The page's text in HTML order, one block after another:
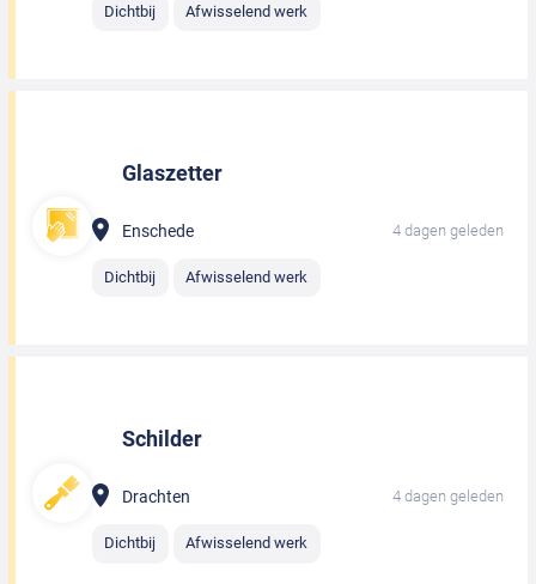
Dichtbij Afwisselend werk
Glaszetter
Enschede 4 dagen geleden
Dichtbij Afwisselend werk
Schilder
Drachten 4 dagen geleden
Dichtbij Afwisselend werk